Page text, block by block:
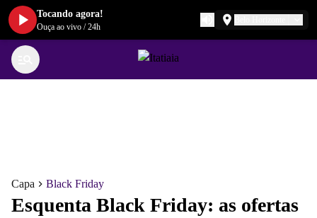
Capa Black Friday
Esquenta Black Friday: as ofertas
Tocando agora!
Ouça ao vivo /24h